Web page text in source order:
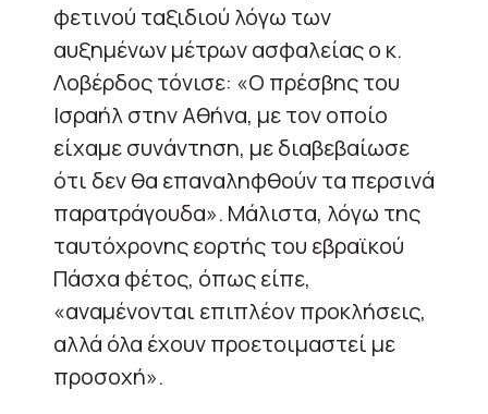
φετινού ταξιδιού λόγω των
αυξημένων μέτρων ασφαλείας ο κ.
Λοβέρδος τόνισε: «Ο πρέσβης του
Ισραήλ στην Αθήνα, με τον οποίο
είχαμε συνάντηση, με διαβεβαίωσε
ότι δεν θα επαναληφθούν τα περσινά
παρατράγουδα». Μάλιστα, λόγω της
ταυτόχρονης εορτής του εβραϊκού
Πάσχα φέτος, όπως είπε,
«αναμένονται επιπλέον προκλήσεις,
αλλά όλα έχουν προετοιμαστεί με
προσοχή».